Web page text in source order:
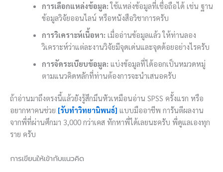
การเลือกแหล่งข้อมูล: ใช้แหล่งข้อมูลที่เชื่อถือได้ เช่น ฐาน
ข้อมูลวิจัยออนไลน์ หรือหนังสือวิชาการครับ
การวิเคราะห์เนื้อหา: เมื่ออ่านข้อมูลแล้ว ให้ท่านลอง
วิเคราะห์ว่าแต่ละงานวิจัยมีจุดเด่นและจุดด้อยอย่างไรครับ
การจัดระเบียบข้อมูล: แบ่งข้อมูลที่ได้ออกเป็นหมวดหมู่
ตามแนวคิดหลักที่ท่านต้องการจะนำเสนอครับ
ถ้าอ่านมาถึงตรงนี้แล้วยังรู้สึกมึนหัวเหมือนอ่าน SPSS ครั้งแรก หรือ
อยากหาคนช่วย [รับทำวิทยานิพนธ์] แบบมืออาชีพ การันตีผลงาน
จากพี่ที่ผ่านศึกมา 3,000 กว่าเคส ทักหาพี่ได้เลยนะครับ พี่ดูแลเองทุก
ราย ครับ
การเขียนให้เข้ากับแนวคิด